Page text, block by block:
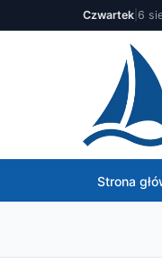
Czwartek 6
Strona